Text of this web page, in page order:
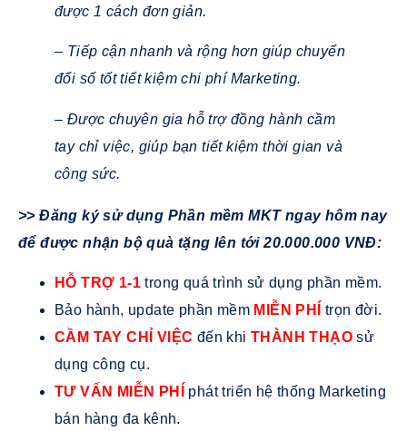
được 1 cách đơn giản.
– Tiếp cận nhanh và rộng hơn giúp chuyển
đổi số tốt tiết kiệm chi phí Marketing.
– Được chuyên gia hỗ trợ đồng hành cầm
tay chỉ việc, giúp bạn tiết kiệm thời gian và
công sức.
>> Đăng ký sử dụng Phần mềm MKT ngay hôm nay
để được nhận bộ quà tặng lên tới 20.000.000 VNĐ:
HỖ TRỢ 1-1 trong quá trình sử dụng phần mềm.
Bảo hành, update phần mềm MIỄN PHÍ
trọn đời.
CẦM TAY CHỈ VIỆC đến khiTHÀNH THẠO sử
dụng công cụ.
TƯ VẤN MIỄN PHÍ
phát triển hệ thống Marketing
bán hàng đa kênh.